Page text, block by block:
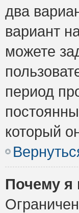
два
вариант
можете
период
который
Почему я